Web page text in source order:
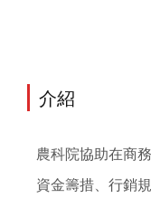
介紹
農科院協助在商
資金籌措、行銷